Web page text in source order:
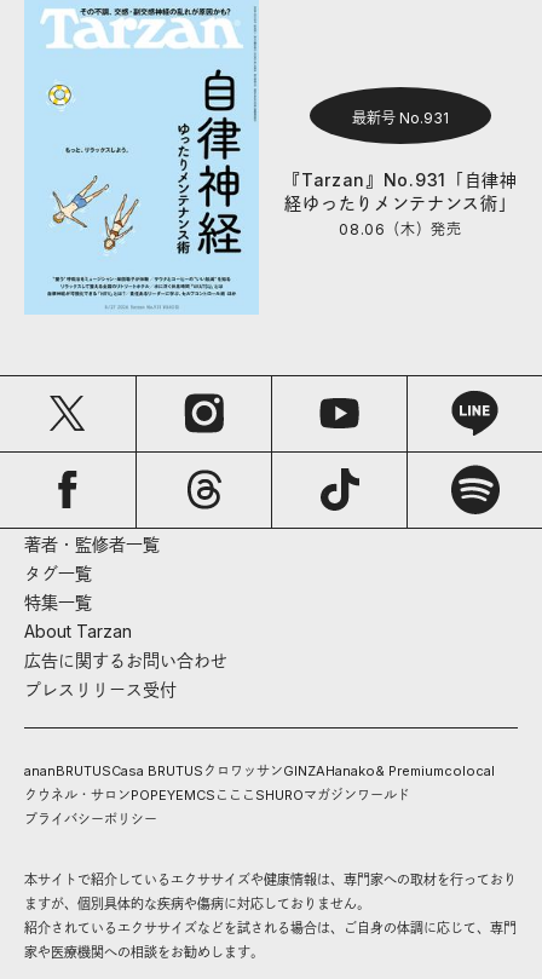
最新号 No.931
『Tarzan』No.931「自律神
経ゆったりメンテナンス術」
08.06（木）発売
著者・監修者一覧
タグ一覧
特集一覧
About Tarzan
広告に関するお問い合わせ
プレスリリース受付
ananBRUTUSCasa BRUTUS クロワッサンGINZAHanako& Premiumcolocal
クウネル・サロンPOPEYEMCS こここ SHUROマガジンワールド
プライバシーポリシー
本サイトで紹介しているエクササイズや健康情報は、専門家への取材を行っており
ますが、個別具体的な疾病や傷病に対応しておりません。
紹介されているエクササイズなどを試される場合は、ご自身の体調に応じて、専門
家や医療機関への相談をお勧めします。